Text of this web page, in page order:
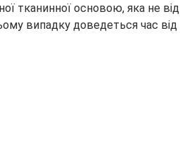
тканинної основою, яка не
випадку доведеться час від